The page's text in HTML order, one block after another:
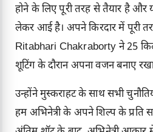
होने के लिए पूरी तरह से तैयार है
लेकर आई है। अपने किरदार में पूरी
Ritabhari Chakraborty ने 25
शूटिंग के दौरान अपना वजन बनाए
उन्होंने मुस्कराहट के साथ सभी
हम अभिनेत्री के अपने शिल्प के प्रति